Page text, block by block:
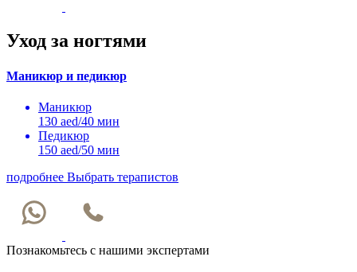
Уход за ногтями
Маникюр и педикюр
Маникюр
130 aed/40 мин
Педикюр
150 aed/50 мин
подробнее Выбрать терапистов
Познакомьтесь с нашими экспертами